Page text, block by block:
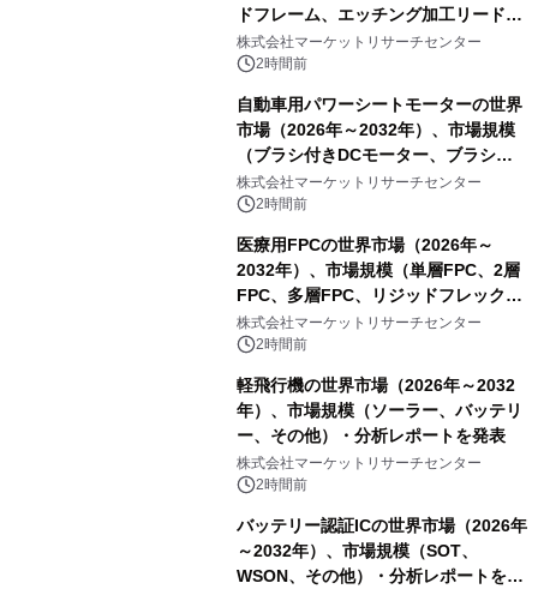
ドフレーム、エッチング加工リードフ
レーム）・分析レポートを発表
株式会社マーケットリサーチセンター
2時間前
自動車用パワーシートモーターの世界
市場（2026年～2032年）、市場規模
（ブラシ付きDCモーター、ブラシレ
スDCモーター）・分析レポートを発
表
株式会社マーケットリサーチセンター
2時間前
医療用FPCの世界市場（2026年～
2032年）、市場規模（単層FPC、2層
FPC、多層FPC、リジッドフレックス
PCB）・分析レポートを発表
株式会社マーケットリサーチセンター
2時間前
軽飛行機の世界市場（2026年～2032
年）、市場規模（ソーラー、バッテリ
ー、その他）・分析レポートを発表
株式会社マーケットリサーチセンター
2時間前
バッテリー認証ICの世界市場（2026年
～2032年）、市場規模（SOT、
WSON、その他）・分析レポートを発